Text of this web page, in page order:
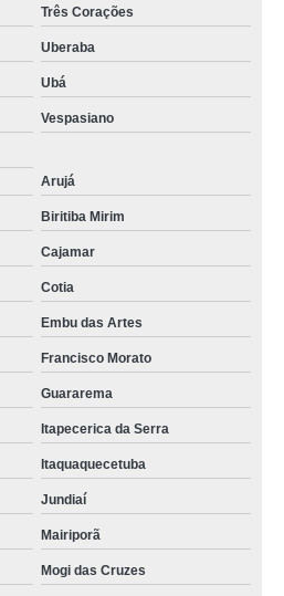
Três Corações
Uberaba
Ubá
Vespasiano
Arujá
Biritiba Mirim
Cajamar
Cotia
Embu das Artes
Francisco Morato
Guararema
Itapecerica da Serra
Itaquaquecetuba
Jundiaí
Mairiporã
Mogi das Cruzes